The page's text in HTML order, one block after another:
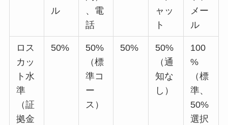
ル
、電
話
ャッ
ト
メー
ル
ロス
カッ
ト水
準
（証
拠金
50%
50%
（標
準コ
ー
ス）
50%
50%
（通
知な
し）
100
%
（標
準、
50%
選択